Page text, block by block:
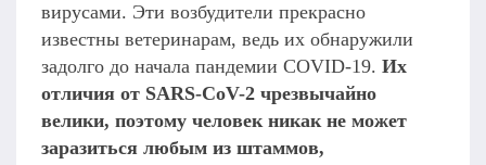
вирусами. Эти возбудители прекрасно
известны ветеринарам, ведь их обнаружили
задолго до начала пандемии COVID-19.Их
отличия от SARS-CoV-2 чрезвычайно
велики, поэтому человек никак не может
заразиться любым из штаммов,